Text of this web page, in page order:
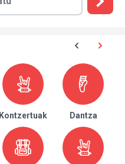
Kontzertuak Dantza